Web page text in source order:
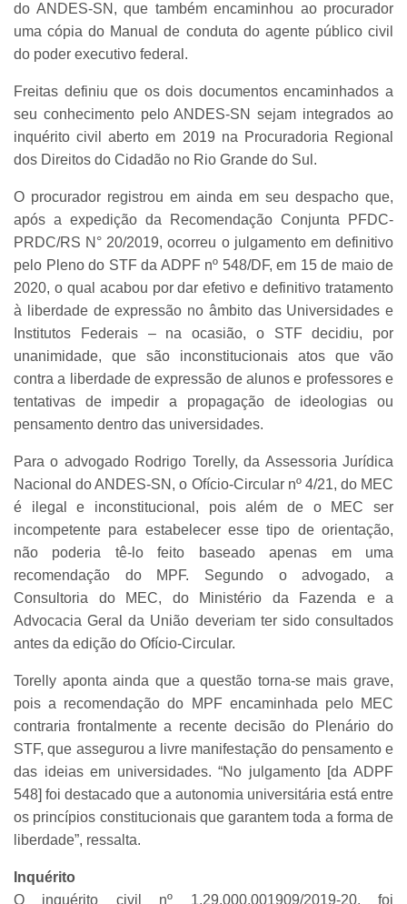
do ANDES-SN, que também encaminhou ao procurador
uma cópia do Manual de conduta do agente público civil
do poder executivo federal.
Freitas definiu que os dois documentos encaminhados a
seu conhecimento pelo ANDES-SN sejam integrados ao
inquérito civil aberto em 2019 na Procuradoria Regional
dos Direitos do Cidadão no Rio Grande do Sul.
O procurador registrou em ainda em seu despacho que,
após a expedição da Recomendação Conjunta PFDC-
PRDC/RS N° 20/2019, ocorreu o julgamento em definitivo
pelo Pleno do STF da ADPF nº 548/DF, em 15 de maio de
2020, o qual acabou por dar efetivo e definitivo tratamento
à liberdade de expressão no âmbito das Universidades e
Institutos Federais – na ocasião, o STF decidiu, por
unanimidade, que são inconstitucionais atos que vão
contra a liberdade de expressão de alunos e professores e
tentativas de impedir a propagação de ideologias ou
pensamento dentro das universidades.
Para o advogado Rodrigo Torelly, da Assessoria Jurídica
Nacional do ANDES-SN, o Ofício-Circular nº 4/21, do MEC
é ilegal e inconstitucional, pois além de o MEC ser
incompetente para estabelecer esse tipo de orientação,
não poderia tê-lo feito baseado apenas em uma
recomendação do MPF. Segundo o advogado, a
Consultoria do MEC, do Ministério da Fazenda e a
Advocacia Geral da União deveriam ter sido consultados
antes da edição do Ofício-Circular.
Torelly aponta ainda que a questão torna-se mais grave,
pois a recomendação do MPF encaminhada pelo MEC
contraria frontalmente a recente decisão do Plenário do
STF, que assegurou a livre manifestação do pensamento e
das ideias em universidades. “No julgamento [da ADPF
548] foi destacado que a autonomia universitária está entre
os princípios constitucionais que garantem toda a forma de
liberdade”, ressalta.
Inquérito
O inquérito civil nº 1.29.000.001909/2019-20, foi